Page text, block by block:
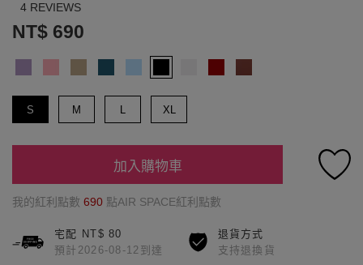
4 REVIEWS
NT$ 690
S M L XL
加入購物車
我的紅利點數 690 點AIR SPACE紅利點數
宅配 NT$ 80
預計2026-08-12到達
退貨方式
支持退換貨